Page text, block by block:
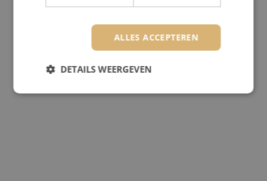
ALLES ACCEPTEREN
DETAILS WEERGEVEN